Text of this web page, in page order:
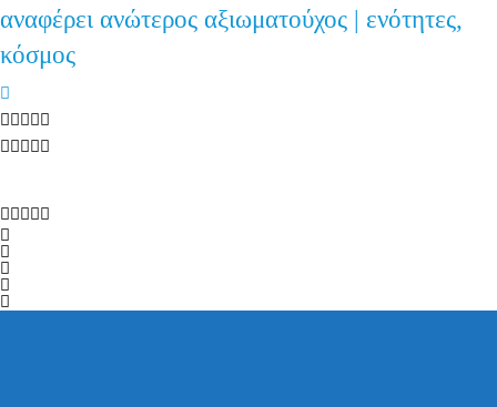
αναφέρει ανώτερος αξιωματούχος | ενότητες,
κόσμος